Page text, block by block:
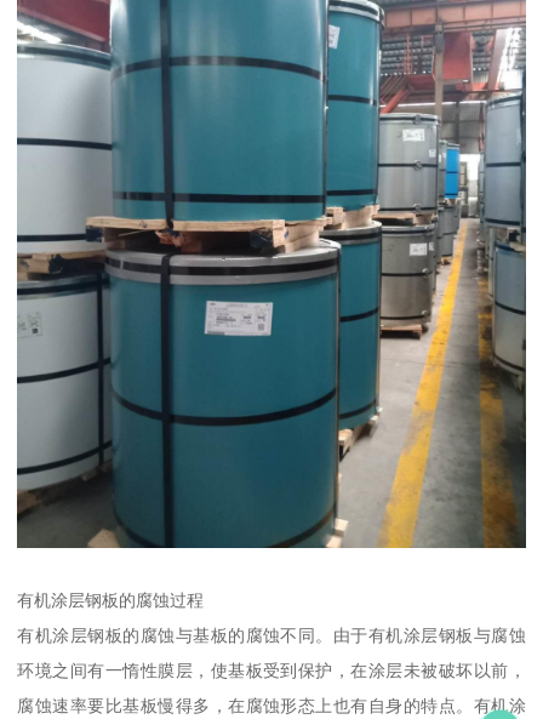
有机涂层钢板的腐蚀过程
有机涂层钢板的腐蚀与基板的腐蚀不同。由于有机涂层钢板与腐蚀
环境之间有一惰性膜层，使基板受到保护，在涂层未被破坏以前，
腐蚀速率要比基板慢得多，在腐蚀形态上也有自身的特点。有机涂